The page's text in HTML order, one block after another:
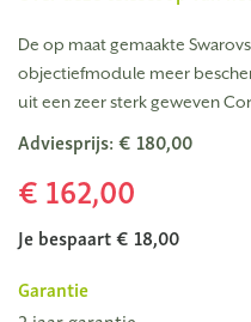
De op maat gemaakte
objectiefmodule meer
uit een zeer sterk geweven
Adviesprijs: € 180,00
€ 162,00
Je bespaart € 18,00
Garantie